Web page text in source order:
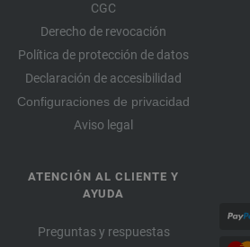
CGC
Derecho de revocación
Política de protección de datos
Declaración de accesibilidad
Configuraciones de privacidad
Aviso legal
ATENCIÓN AL CLIENTE Y
AYUDA
Preguntas y respuestas